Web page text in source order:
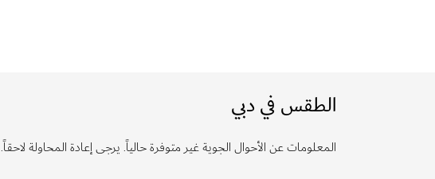
الطقس في دبي
المعلومات عن الأحوال الجوية غير متوفرة حالياً. يرجى إعادة المحاولة لاحقاً.